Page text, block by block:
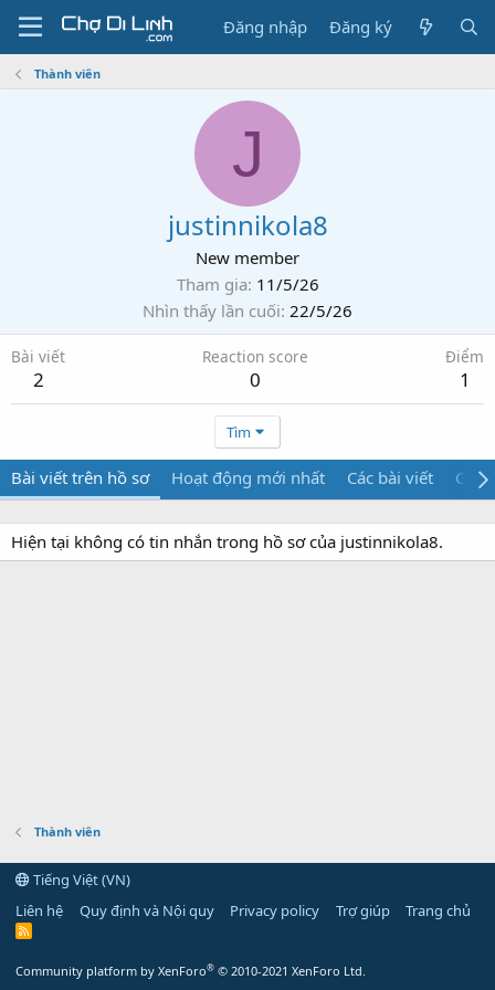
Đăng nhập Đăng ký
Thành viên
J
justinnikola8
New member
Tham gia 11/5/26
Nhìn thấy lần cuối 22/5/26
Bài viết
2
Reaction score
0
Điểm
1
Tìm
Bài viết trên hồ sơ Hoạt động mới nhất Các bài viết Giới
Hiện tại không có tin nhắn trong hồ sơ của justinnikola8.
Thành viên
Tiếng Việt (VN)
Liên hệ
Quy định và Nội quy Privacy policy Trợ giúp Trang chủ
R
Community platform by XenForo® © 2010-2021 XenForo Ltd.